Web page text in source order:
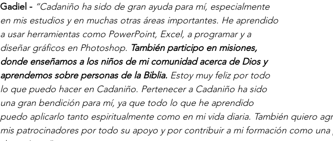
Gadiel - “Cadaniño ha sido de gran ayuda para mí, especialmente
en mis estudios y en muchas otras áreas importantes. He aprendido
a usar herramientas como PowerPoint, Excel, a programar y a
diseñar gráficos en Photoshop. También participo en misiones,
donde enseñamos a los niños de mi comunidad acerca de Dios y
aprendemos sobre personas de la Biblia. Estoy muy feliz por todo
lo que puedo hacer en Cadaniño. Pertenecer a Cadaniño ha sido
una gran bendición para mí, ya que todo lo que he aprendido
puedo aplicarlo tanto espiritualmente como en mi vida diaria. También quiero
mis patrocinadores por todo su apoyo y por contribuir a mi formación como una